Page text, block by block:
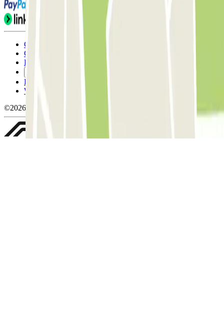
Condicions d'ús i contratació
Condicions de cancel-lació
Política de cookies
Gestiona les galetes
Política de privacitat
Whistleblowing
©2026 Parclick. All rights reserved